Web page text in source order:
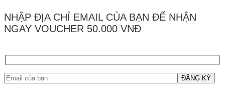
NHẬP ĐỊA CHỈ EMAIL CỦA BẠN ĐỂ NHẬN
NGAY VOUCHER 50.000 VNĐ